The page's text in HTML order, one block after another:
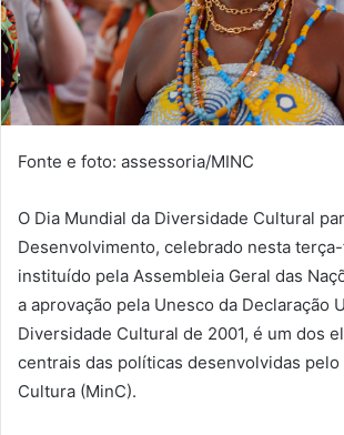
Fonte e foto: assessoria/MINC
O Dia Mundial da Diversidade Cultural
Desenvolvimento, celebrado nesta
instituído pela Assembleia Geral das
a aprovação pela Unesco da Declaração
Diversidade Cultural de 2001, é um dos
centrais das políticas desenvolvidas
Cultura (MinC).